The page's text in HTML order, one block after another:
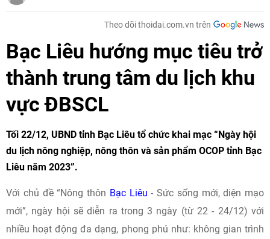
Theo dõi thoidai.com.vn trên
Bạc Liêu hướng mục tiêu trở
thành trung tâm du lịch khu
vực ĐBSCL
Tối 22/12, UBND tỉnh Bạc Liêu tổ chức khai mạc “Ngày hội
du lịch nông nghiệp, nông thôn và sản phẩm OCOP tỉnh Bạc
Liêu năm 2023”.
Với chủ đề “Nông thôn Bạc Liêu - Sức sống mới, diện mạo
mới”, ngày hội sẽ diễn ra trong 3 ngày (từ 22 - 24/12) với
nhiều hoạt động đa dạng, phong phú như: không gian trình